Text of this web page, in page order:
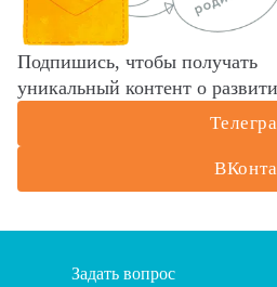
Подпишись, чтобы получать
уникальный контент о
Задать вопрос